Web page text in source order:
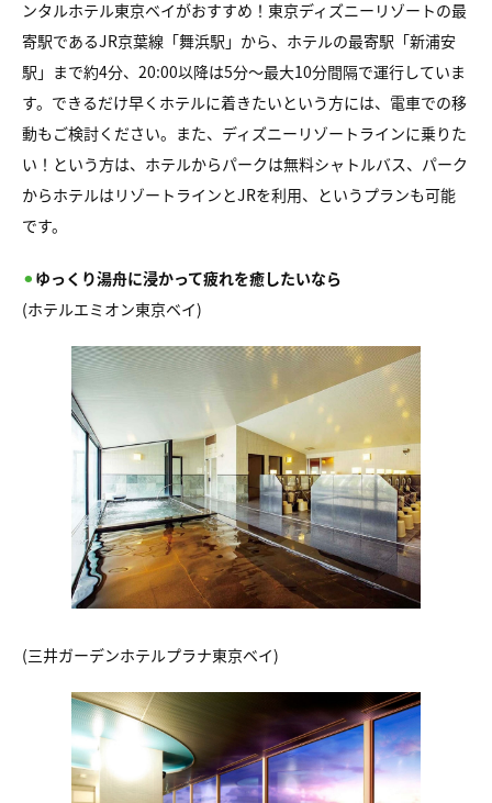
ンタルホテル東京ベイがおすすめ！東京ディズニーリゾートの最
寄駅であるJR京葉線「舞浜駅」から、ホテルの最寄駅「新浦安
駅」まで約4分、20:00以降は5分～最大10分間隔で運行していま
す。できるだけ早くホテルに着きたいという方には、電車での移
動もご検討ください。また、ディズニーリゾートラインに乗りた
い！という方は、ホテルからパークは無料シャトルバス、パーク
からホテルはリゾートラインとJRを利用、というプランも可能
です。
⚫︎ ゆっくり湯舟に浸かって疲れを癒したいなら
(ホテルエミオン東京ベイ)
(三井ガーデンホテルプラナ東京ベイ)